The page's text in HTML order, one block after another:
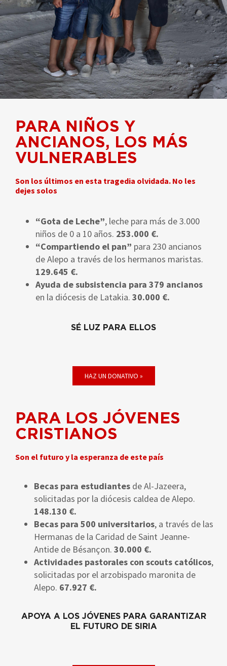
PARA NIÑOS Y
ANCIANOS, LOS MÁS
VULNERABLES
Son los últimos en esta tragedia olvidada. No les
dejes solos
“Gota de Leche”, leche para más de 3.000
niños de 0 a 10 años. 253.000 €.
“Compartiendo el pan” para 230 ancianos
de Alepo a través de los hermanos maristas.
129.645 €.
Ayuda de subsistencia para 379 ancianos
en la diócesis de Latakia. 30.000 €.
SÉ LUZ PARA ELLOS
HAZ UN DONATIVO »
PARA LOS JÓVENES
CRISTIANOS
Son el futuro y la esperanza de este país
Becas para estudiantes de Al-Jazeera,
solicitadas por la diócesis caldea de Alepo.
148.130 €.
Becas para 500 universitarios, a través de las
Hermanas de la Caridad de Saint Jeanne-
Antide de Bésançon. 30.000 €.
Actividades pastorales con scouts católicos,
solicitadas por el arzobispado maronita de
Alepo. 67.927 €.
APOYA A LOS JÓVENES PARA GARANTIZAR
EL FUTURO DE SIRIA